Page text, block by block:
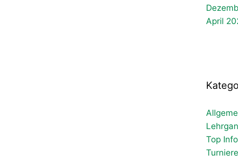
April
Top Info